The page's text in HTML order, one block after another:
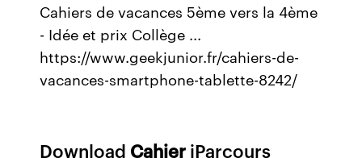
Cahiers de vacances 5ème vers la 4ème
- Idée et prix Collège ...
https://www.geekjunior.fr/cahiers-de-
vacances-smartphone-tablette-8242/
Download Cahier iParcours